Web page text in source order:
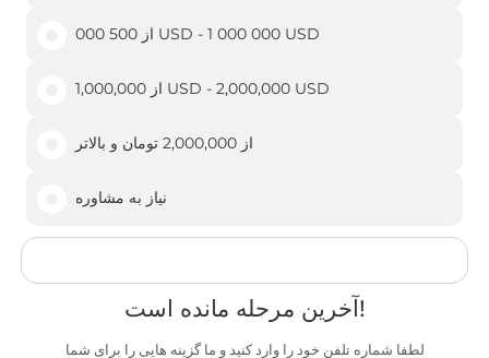
از 500 000 USD - 1 000 000 USD
از 1,000,000 USD - 2,000,000 USD
از 2,000,000 تومان و بالاتر
نیاز به مشاوره
آخرین مرحله مانده است!
لطفا شماره تلفن خود را وارد کنید و ما گزینه هایی را برای شما